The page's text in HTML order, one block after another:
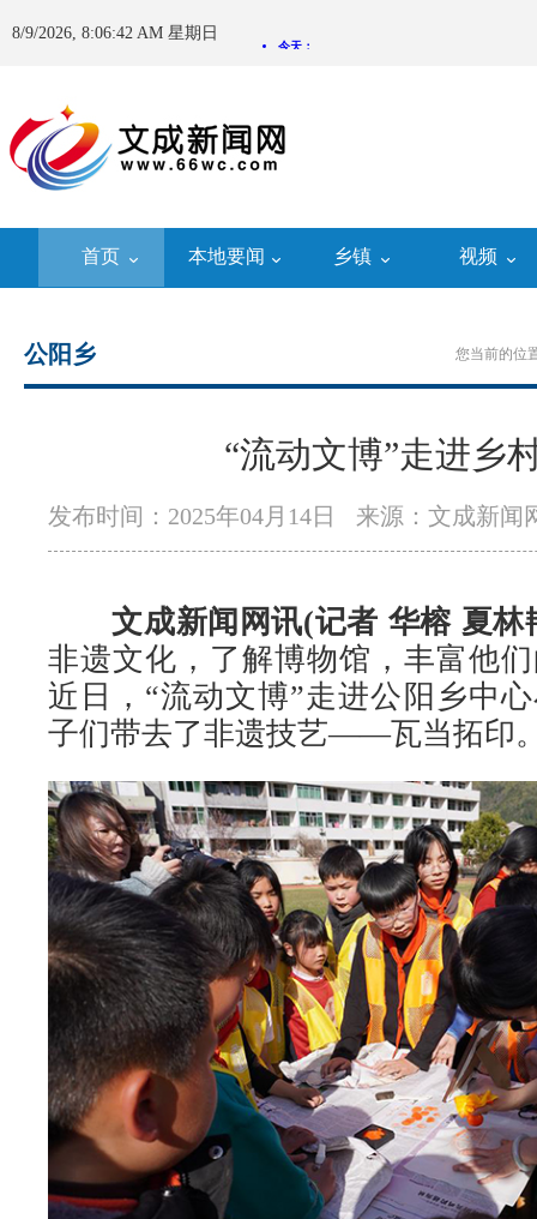
8/9/2026, 8:06:43 AM 星期日
首页 本地要闻 乡镇 视频
您当前的位
公阳乡
“流动文博”走进乡
发布时间：2025年04月14日 来源：文成新闻
文成新闻网讯(记者 华榕 夏林
非遗文化，了解博物馆，丰富他
近日，“流动文博”走进公阳乡中
子们带去了非遗技艺——瓦当拓印